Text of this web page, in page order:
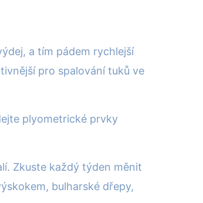
a tím pádem rychlejší
pro spalování tuků ve
plyometrické prvky
Zkuste každý týden měnit
bulharské dřepy,